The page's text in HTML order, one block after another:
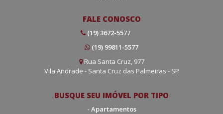
FALE CONOSCO
(19) 3672-5577
(19) 99811-5577
Rua Santa Cruz, 977
Vila Andrade - Santa Cruz das Palmeiras - SP
BUSQUE SEU IMÓVEL POR TIPO
- Apartamentos